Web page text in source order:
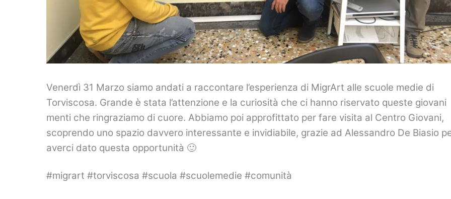
Venerdì 31 Marzo siamo andati a raccontare l’esperienza di MigrArt alle scuole medie di
Torviscosa. Grande è stata l’attenzione e la curiosità che ci hanno riservato queste giovani
menti che ringraziamo di cuore. Abbiamo poi approfittato per fare visita al Centro Giovani,
scoprendo uno spazio davvero interessante e invidiabile, grazie ad Alessandro De Biasio
averci dato questa opportunità 🙂
#migrart #torviscosa #scuola #scuolemedie #comunità